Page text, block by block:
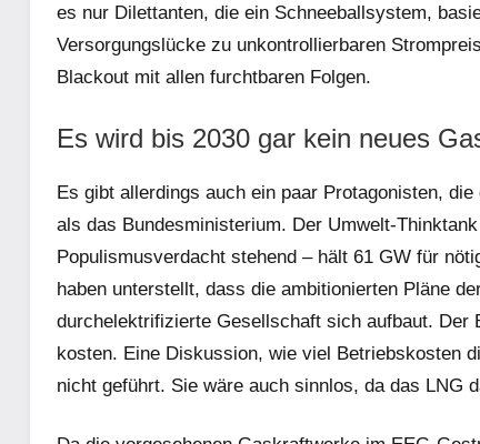
es nur Dilettanten, die ein Schneeballsystem,
Versorgungslücke zu unkontrollierbaren
Blackout mit allen furchtbaren Folgen.
Es wird bis 2030 gar kein neues
Es gibt allerdings auch ein paar Protagonisten,
als das Bundesministerium. Der Umwelt-Thinktank
Populismusverdacht stehend – hält 61 GW für
haben unterstellt, dass die ambitionierten Pläne
durchelektrifizierte Gesellschaft sich aufbaut. Der
kosten. Eine Diskussion, wie viel Betriebskosten
nicht geführt. Sie wäre auch sinnlos, da das LNG